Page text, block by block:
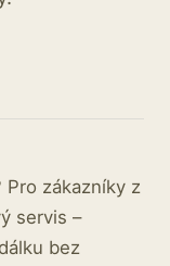
Pro zákazníky z
servis –
bez